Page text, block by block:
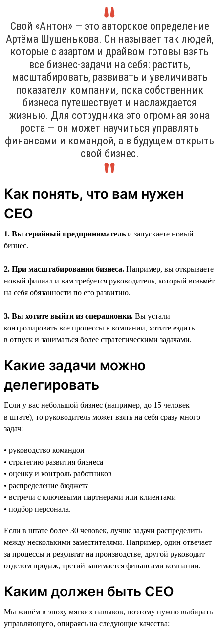
Свой «Антон» — это авторское определение
Артёма Шушенькова. Он называет так людей,
которые с азартом и драйвом готовы взять
все бизнес-задачи на себя: растить,
масштабировать, развивать и увеличивать
показатели компании, пока собственник
бизнеса путешествует и наслаждается
жизнью. Для сотрудника это огромная зона
роста — он может научиться управлять
финансами и командой, а в будущем открыть
свой бизнес.
Как понять, что вам нужен
CEO
1. Вы серийный предприниматель и запускаете новый
бизнес.
2. При масштабировании бизнеса. Например, вы открываете
новый филиал и вам требуется руководитель, который возьмёт
на себя обязанности по его развитию.
3. Вы хотите выйти из операционки. Вы устали
контролировать все процессы в компании, хотите ездить
в отпуск и заниматься более стратегическими задачами.
Какие задачи можно
делегировать
Если у вас небольшой бизнес (например, до 15 человек
в штате), то руководитель может взять на себя сразу много
задач:
• руководство командой
• стратегию развития бизнеса
• оценку и контроль работников
• распределение бюджета
• встречи с ключевыми партнёрами или клиентами
• подбор персонала.
Если в штате более 30 человек, лучше задачи распределить
между несколькими заместителями. Например, один отвечает
за процессы и результат на производстве, другой руководит
отделом продаж, третий занимается финансами компании.
Каким должен быть CEO
Мы живём в эпоху мягких навыков, поэтому нужно выбирать
управляющего, опираясь на следующие качества: